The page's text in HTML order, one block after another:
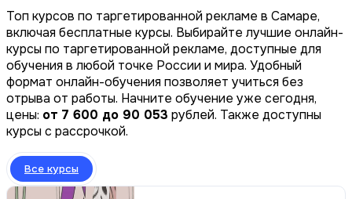
Топ курсов по таргетированной рекламе в Самаре,
включая бесплатные курсы. Выбирайте лучшие онлайн-
курсы по таргетированной рекламе, доступные для
обучения в любой точке России и мира. Удобный
формат онлайн-обучения позволяет учиться без
отрыва от работы. Начните обучение уже сегодня,
цены: от 7 600 до 90 053 рублей. Также доступны
курсы с рассрочкой.
Все курсы